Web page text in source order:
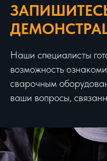
Наши специалисты
возможность
сварочным
ваши вопросы,